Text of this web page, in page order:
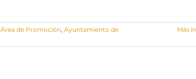
Área de Promoción, Ayuntamiento de
Más